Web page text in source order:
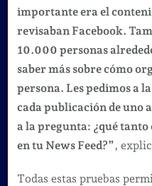
importante era el
revisaban Facebook.
10.000 personas
saber más sobre cómo
persona. Les pedimos a
cada publicación de uno
a la pregunta: ¿qué
en tu News Feed?”,
Todas estas pruebas